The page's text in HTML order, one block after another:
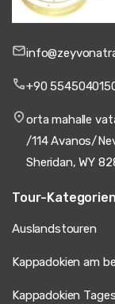
+90
orta mahalle
/114 Avanos/
Sheridan, WY
Tour-Kategorien
Auslandstouren
Kappadokien am
Kappadokien